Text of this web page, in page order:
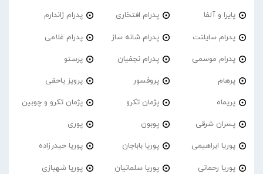
پایرا و آلفا پدرام افتخاری پدرام ژاندارم
پدرام‌ سایلنت پدرام شانه ساز پدرام غلامی
پدرام موسمی پدرام نجفیان پرستو
پرهام پروفسور پرویز یاحقی
پریماه پژمان تکرو پژمان تکرو و چوبین
پسران شرقی پوبون پوری
پوریا ابراهیمی پوریا باباجان پوریا حیدرزاده
پوریا رحمانی پوریا سلمانیان پوریا شهبازی